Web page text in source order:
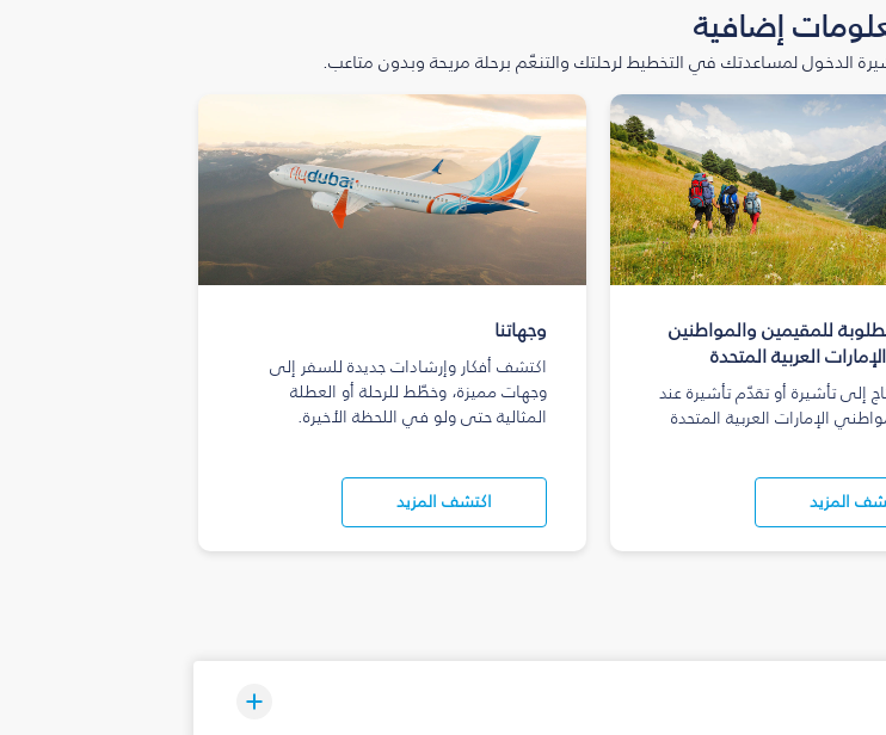
إضافية
الدخول لمساعدتك في التخطيط لرحلتك والتنعّم برحلة مريحة وبدون متاعب.
للمقيمين والمواطنين
العربية المتحدة
إلى تأشيرة أو تقدّم تأشيرة عند
الإمارات العربية المتحدة
المزيد
وجهاتنا
اكتشف أفكار وإرشادات جديدة للسفر إلى
وجهات مميزة، وخطّط للرحلة أو العطلة
المثالية حتى ولو في اللحظة الأخيرة.
اكتشف المزيد